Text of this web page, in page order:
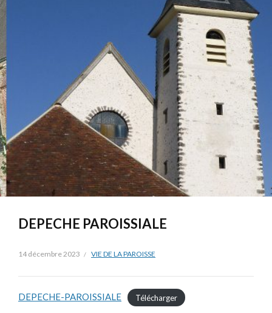
DEPECHE PAROISSIALE
14 décembre 2023 VIE DE LA PAROISSE
DEPECHE-PAROISSIALE Télécharger